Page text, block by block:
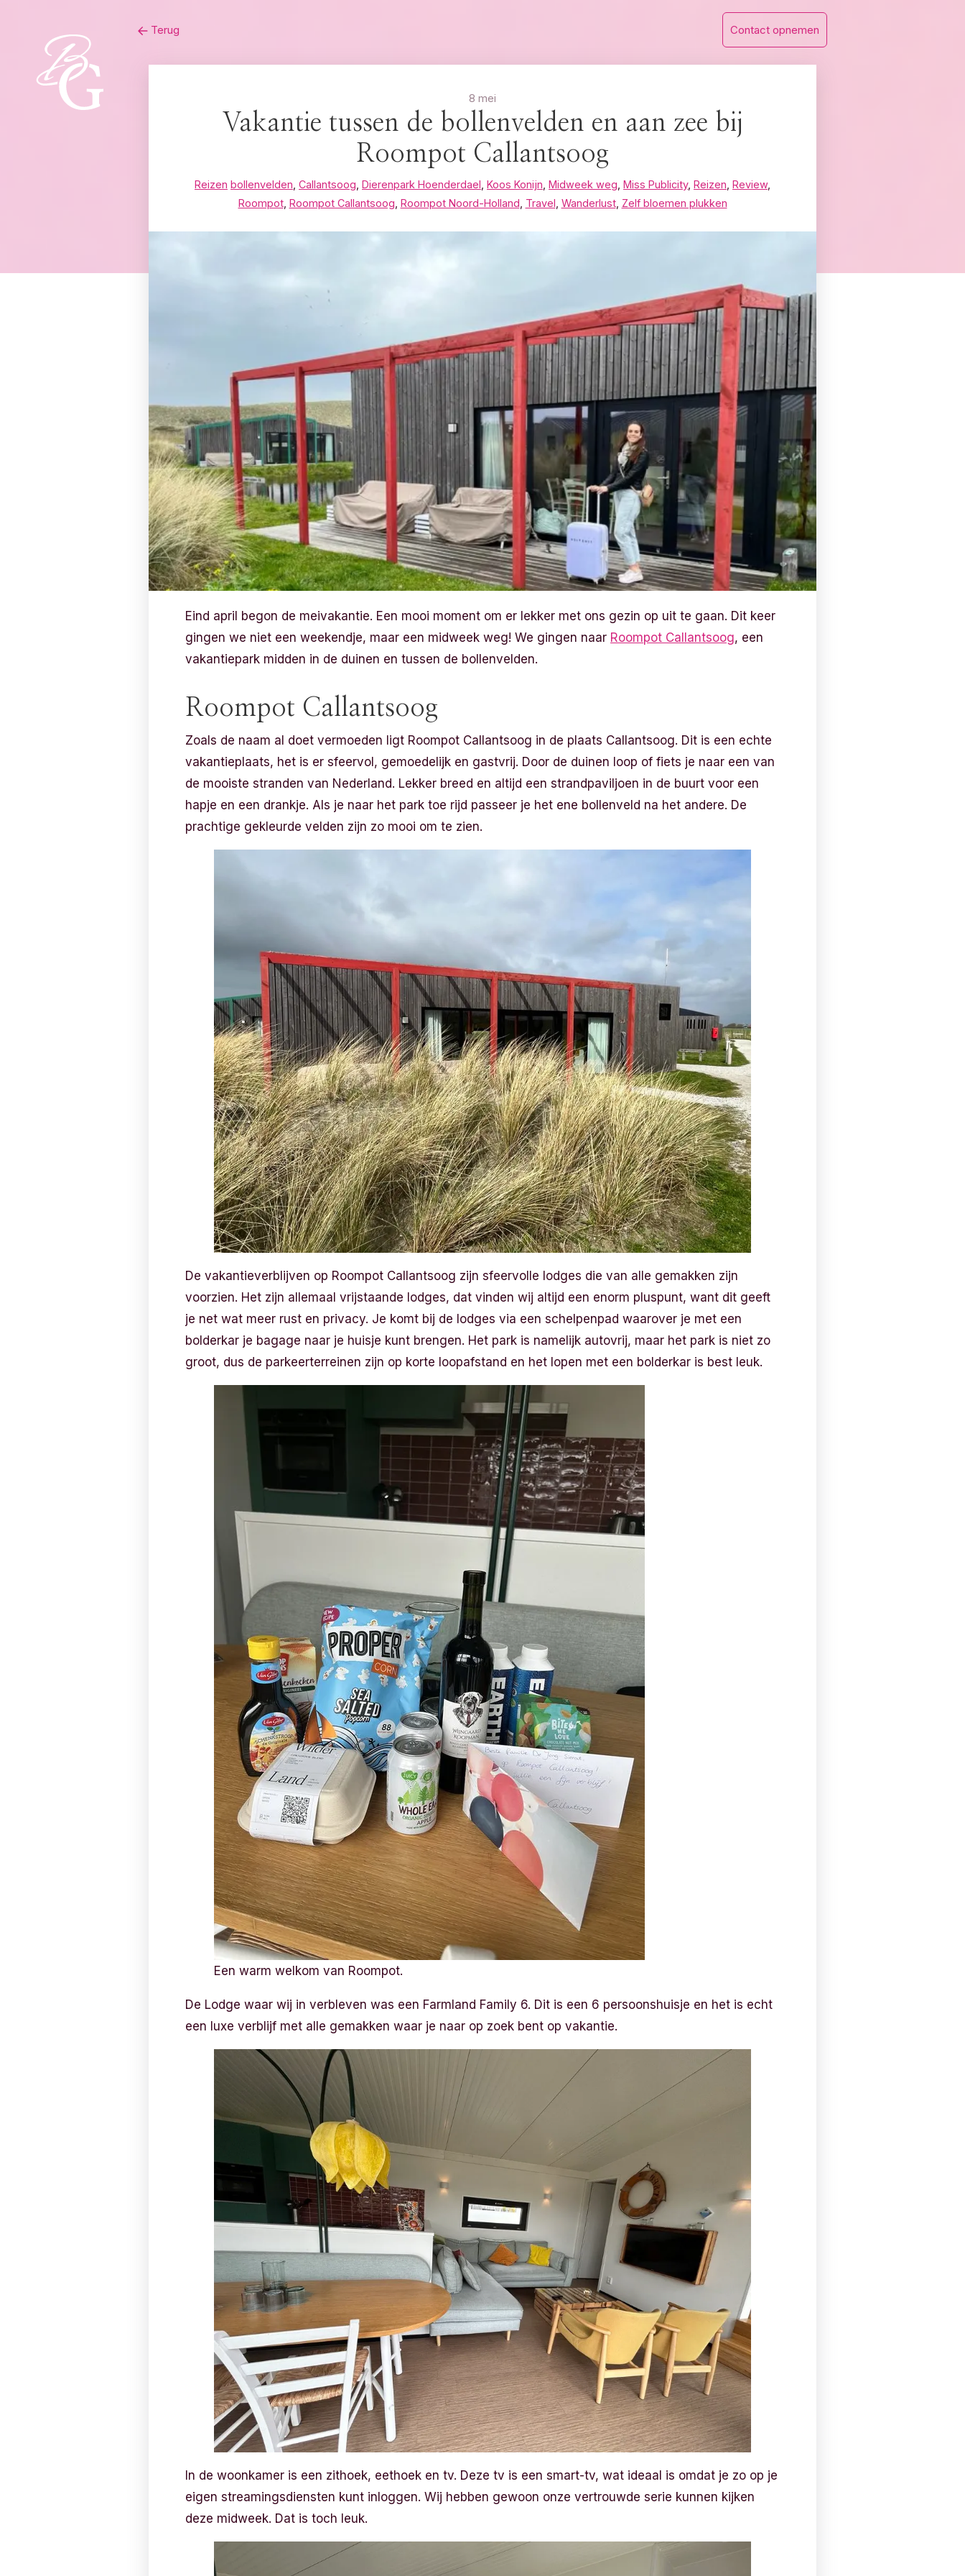
Terug Contact opnemen
8 mei
Vakantie tussen de bollenvelden en aan zee bij
Roompot Callantsoog
Reizen bollenvelden Callantsoog Dierenpark Hoenderdael Koos Konijn Midweek weg Miss Publicity, Reizen Review,
Roompot, Roompot Callantsoog Roompot Noord-Holland Travel Wanderlust, Zelf bloemen plukken
Eind april begon de meivakantie. Een mooi moment om er lekker met ons gezin op uit te gaan. Dit keer
gingen we niet een weekendje, maar een midweek weg! We gingen naar Roompot Callantsoog, een
vakantiepark midden in de duinen en tussen de bollenvelden.
Roompot Callantsoog
Zoals de naam al doet vermoeden ligt Roompot Callantsoog in de plaats Callantsoog. Dit is een echte
vakantieplaats, het is er sfeervol, gemoedelijk en gastvrij. Door de duinen loop of fiets je naar een van
de mooiste stranden van Nederland. Lekker breed en altijd een strandpaviljoen in de buurt voor een
hapje en een drankje. Als je naar het park toe rijd passeer je het ene bollenveld na het andere. De
prachtige gekleurde velden zijn zo mooi om te zien.
De vakantieverblijven op Roompot Callantsoog zijn sfeervolle lodges die van alle gemakken zijn
voorzien. Het zijn allemaal vrijstaande lodges, dat vinden wij altijd een enorm pluspunt, want dit geeft
je net wat meer rust en privacy. Je komt bij de lodges via een schelpenpad waarover je met een
bolderkar je bagage naar je huisje kunt brengen. Het park is namelijk autovrij, maar het park is niet zo
groot, dus de parkeerterreinen zijn op korte loopafstand en het lopen met een bolderkar is best leuk.
Een warm welkom van Roompot.
De Lodge waar wij in verbleven was een Farmland Family 6. Dit is een 6 persoonshuisje en het is echt
een luxe verblijf met alle gemakken waar je naar op zoek bent op vakantie.
In de woonkamer is een zithoek, eethoek en tv. Deze tv is een smart-tv, wat ideaal is omdat je zo op je
eigen streamingsdiensten kunt inloggen. Wij hebben gewoon onze vertrouwde serie kunnen kijken
deze midweek. Dat is toch leuk.